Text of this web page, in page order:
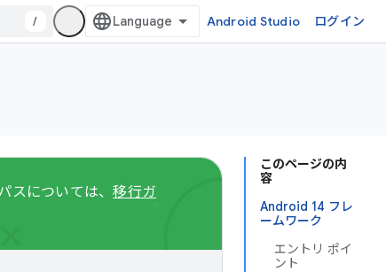
/ Android Studio ログイン
このページの内
容
Android 14 フレ
ームワーク
エントリ ポイ
ント
スについては、移行ガ